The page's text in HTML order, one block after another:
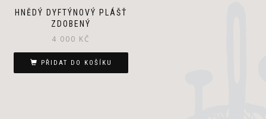
HNĚDÝ DYFTÝNOVÝ PLÁŠŤ
ZDOBENÝ
4 000 KČ
PŘIDAT DO KOŠÍKU